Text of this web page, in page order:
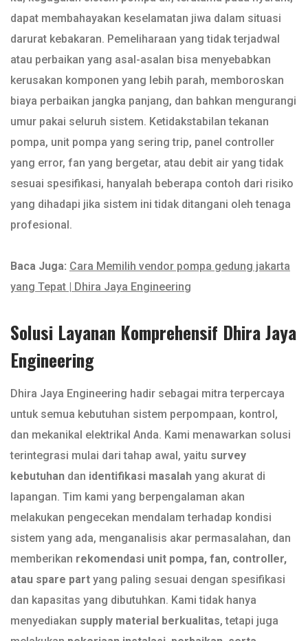
dapat membahayakan keselamatan jiwa dalam situasi
darurat kebakaran. Pemeliharaan yang tidak terjadwal
atau perbaikan yang asal-asalan bisa menyebabkan
kerusakan komponen yang lebih parah, memboroskan
biaya perbaikan jangka panjang, dan bahkan mengurangi
umur pakai seluruh sistem. Ketidakstabilan tekanan
pompa, unit pompa yang sering trip, panel controller
yang error, fan yang bergetar, atau debit air yang tidak
sesuai spesifikasi, hanyalah beberapa contoh dari risiko
yang dihadapi jika sistem ini tidak ditangani oleh tenaga
profesional.
Baca Juga: Cara Memilih vendor pompa gedung jakarta
yang Tepat | Dhira Jaya Engineering
Solusi Layanan Komprehensif Dhira Jaya
Engineering
Dhira Jaya Engineering hadir sebagai mitra terpercaya
untuk semua kebutuhan sistem perpompaan, kontrol,
dan mekanikal elektrikal Anda. Kami menawarkan solusi
terintegrasi mulai dari tahap awal, yaitu survey
kebutuhan dan identifikasi masalah yang akurat di
lapangan. Tim kami yang berpengalaman akan
melakukan pengecekan mendalam terhadap kondisi
sistem yang ada, menganalisis akar permasalahan, dan
memberikan rekomendasi unit pompa, fan, controller,
atau spare part yang paling sesuai dengan spesifikasi
dan kapasitas yang dibutuhkan. Kami tidak hanya
menyediakan supply material berkualitas, tetapi juga